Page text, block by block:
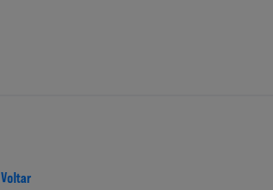
Voltar